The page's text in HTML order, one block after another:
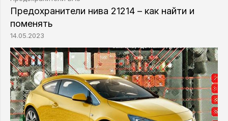
Предохранители нива 21214 – как найти и
поменять
14.05.2023